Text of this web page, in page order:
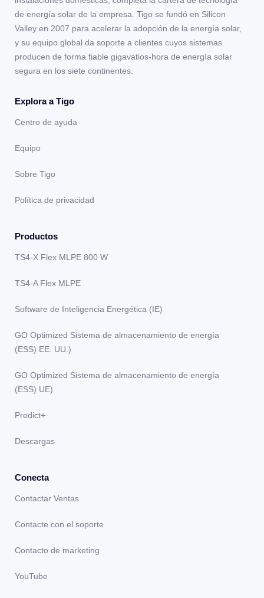
de energía solar de la empresa. Tigo se fundó en Silicon
Valley en 2007 para acelerar la adopción de la energía solar,
y su equipo global da soporte a clientes cuyos sistemas
producen de forma fiable gigavatios-hora de energía solar
segura en los siete continentes.
Explora a Tigo
Centro de ayuda
Equipo
Sobre Tigo
Política de privacidad
Productos
TS4-X Flex MLPE 800 W
TS4-A Flex MLPE
Software de Inteligencia Energética (IE)
GO Optimized Sistema de almacenamiento de energía
(ESS) EE. UU.)
GO Optimized Sistema de almacenamiento de energía
(ESS) UE)
Predict+
Descargas
Conecta
Contactar Ventas
Contacte con el soporte
Contacto de marketing
YouTube